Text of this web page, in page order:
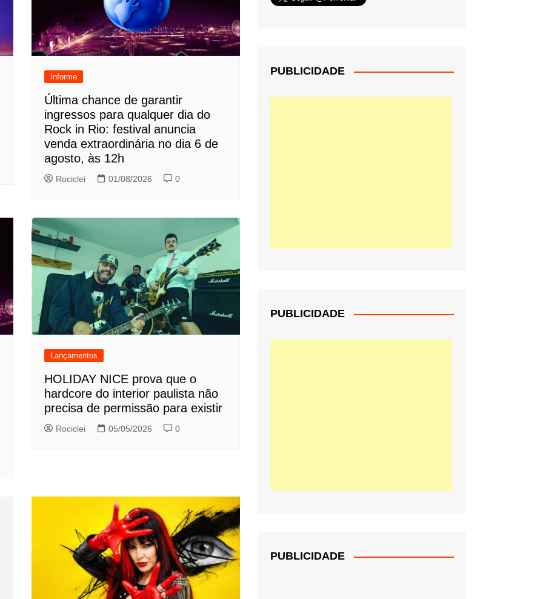
Informe
Última chance de garantir
ingressos para qualquer dia do
Rock in Rio: festival anuncia
venda extraordinária no dia 6 de
agosto, às 12h
Rociclei 01/08/2026 0
Lançamentos
HOLIDAY NICE prova que o
hardcore do interior paulista não
precisa de permissão para existir
Rociclei 05/05/2026 0
PUBLICIDADE
PUBLICIDADE
PUBLICIDADE